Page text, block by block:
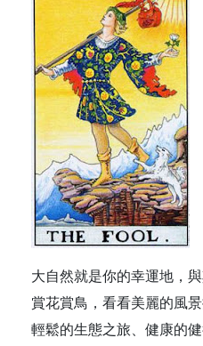
大自然就是你的幸運地，
賞花賞鳥，看看美麗的風
輕鬆的生態之旅、健康的